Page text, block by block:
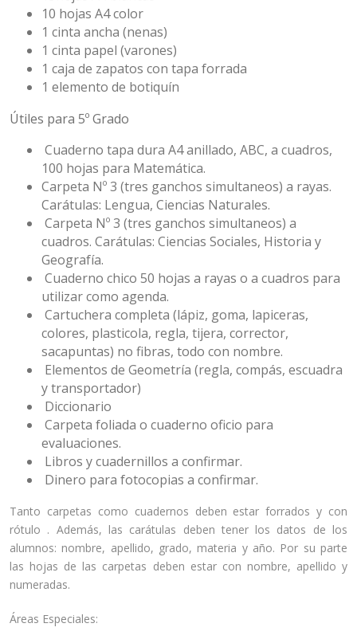
10 hojas A4 color
1 cinta ancha (nenas)
1 cinta papel (varones)
1 caja de zapatos con tapa forrada
1 elemento de botiquín
Útiles para 5º Grado
Cuaderno tapa dura A4 anillado, ABC, a cuadros,
100 hojas para Matemática.
Carpeta Nº 3 (tres ganchos simultaneos) a rayas.
Carátulas: Lengua, Ciencias Naturales.
Carpeta Nº 3 (tres ganchos simultaneos) a
cuadros. Carátulas: Ciencias Sociales, Historia y
Geografía.
Cuaderno chico 50 hojas a rayas o a cuadros para
utilizar como agenda.
Cartuchera completa (lápiz, goma, lapiceras,
colores, plasticola, regla, tijera, corrector,
sacapuntas) no fibras, todo con nombre.
Elementos de Geometría (regla, compás, escuadra
y transportador)
Diccionario
Carpeta foliada o cuaderno oficio para
evaluaciones.
Libros y cuadernillos a confirmar.
Dinero para fotocopias a confirmar.
Tanto carpetas como cuadernos deben estar forrados y con
rótulo . Además, las carátulas deben tener los datos de los
alumnos: nombre, apellido, grado, materia y año. Por su parte
las hojas de las carpetas deben estar con nombre, apellido y
numeradas.
Áreas Especiales: